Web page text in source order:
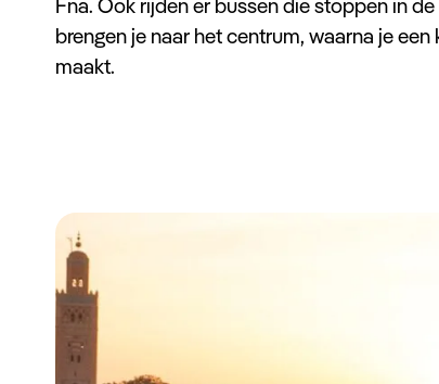
brengen je naar het centrum, waarna je
maakt.